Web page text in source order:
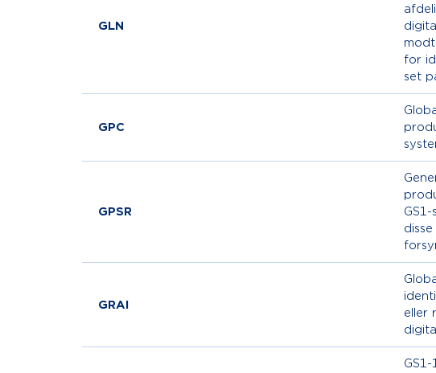
GLN
for
set
GPC
GPSR
GRAI
eller